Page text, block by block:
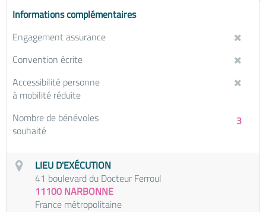
Informations complémentaires
Engagement assurance
Convention écrite
Accessibilité personne
à mobilité réduite
3
Nombre de bénévoles
souhaité
LIEU D'EXÉCUTION
41 boulevard du Docteur Ferroul
11100 NARBONNE
France métropolitaine